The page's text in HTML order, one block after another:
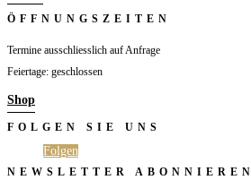
ÖFFNUNGSZEITEN
Termine ausschliesslich auf Anfrage
Feiertage: geschlossen
Shop
FOLGEN SIE UNS
Folgen
NEWSLETTER ABONNIEREN